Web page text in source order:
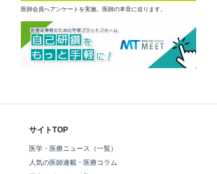
医師会員へアンケートを実施。医師の本音に迫ります。
サイトTOP
医学・医療ニュース（一覧）
人気の医師連載・医療コラム